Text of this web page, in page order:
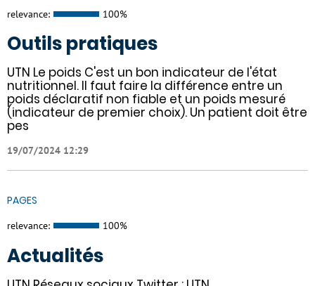
relevance: 100%
Outils pratiques
UTN Le poids C'est un bon indicateur de l'état
nutritionnel. Il faut faire la différence entre un
poids déclaratif non fiable et un poids mesuré
(indicateur de premier choix). Un patient doit être
pes
19/07/2024 12:29
PAGES
relevance: 100%
Actualités